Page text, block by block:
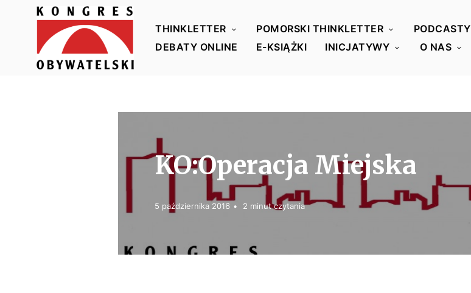
THINKLETTER POMORSKI THINKLETTER
PODCASTY
DEBATY ONLINE
E-KSIĄŻKI INICJATYWY O NAS
KO:Operacja Miejska
5 października 2016 2 minut czytania